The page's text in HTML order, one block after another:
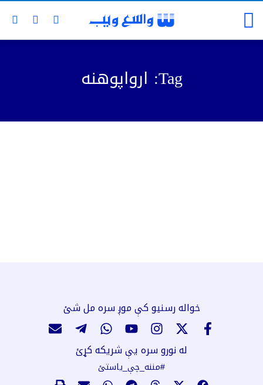
Tag: ارواپوهنه
خواله رسنیو کې موږ سره مل شئ
له نورو سره یې شریکه کړئ
#مننه_چې_یاستئ